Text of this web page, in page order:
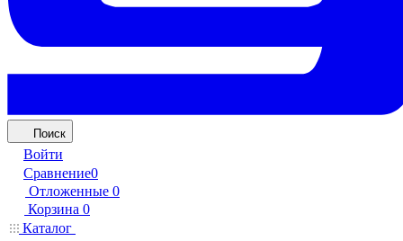
Поиск
Войти
Сравнение0
Отложенные 0
Корзина 0
Каталог